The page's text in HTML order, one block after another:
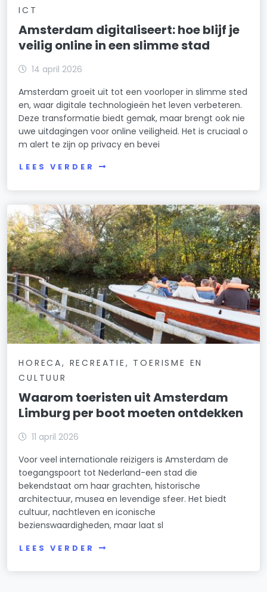
ICT
Amsterdam digitaliseert: hoe blijf je
veilig online in een slimme stad
14 april 2026
Amsterdam groeit uit tot een voorloper in slimme sted
en, waar digitale technologieën het leven verbeteren.
Deze transformatie biedt gemak, maar brengt ook nie
uwe uitdagingen voor online veiligheid. Het is cruciaal o
m alert te zijn op privacy en bevei
LEES VERDER
HORECA, RECREATIE, TOERISME EN
CULTUUR
Waarom toeristen uit Amsterdam
Limburg per boot moeten ontdekken
11 april 2026
Voor veel internationale reizigers is Amsterdam de
toegangspoort tot Nederland-een stad die
bekendstaat om haar grachten, historische
architectuur, musea en levendige sfeer. Het biedt
cultuur, nachtleven en iconische
bezienswaardigheden, maar laat sl
LEES VERDER